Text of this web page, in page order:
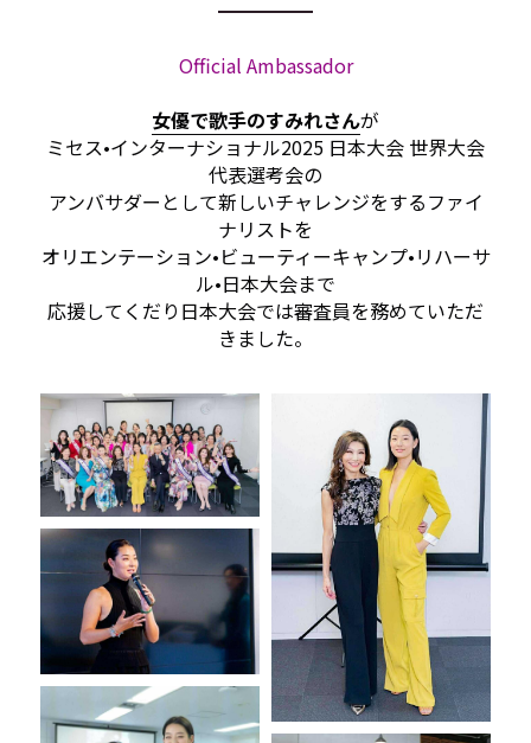
Finalist 2018
Finalist 2017
Official Ambassador
女優で歌手のすみれさんが
ミセス•インターナショナル2025 日本大会 世界大会
代表選考会の
アンバサダーとして新しいチャレンジをするファイ
ナリストを
オリエンテーション•ビューティーキャンプ•リハーサ
ル•日本大会まで
応援してくだり日本大会では審査員を務めていただ
きました。